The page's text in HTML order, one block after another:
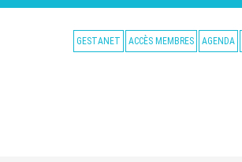
GESTANET ACCÈS MEMBRES AGENDA